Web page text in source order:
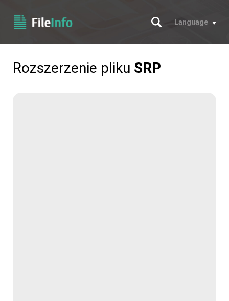
Szukaj
Language
Rozszerzenie pliku SRP